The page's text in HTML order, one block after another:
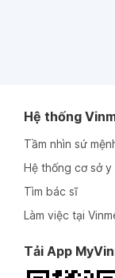
Hệ thống
Tầm nhìn sứ
Hệ thống cơ sở y
Tìm bác sĩ
Làm việc tại
Tải App